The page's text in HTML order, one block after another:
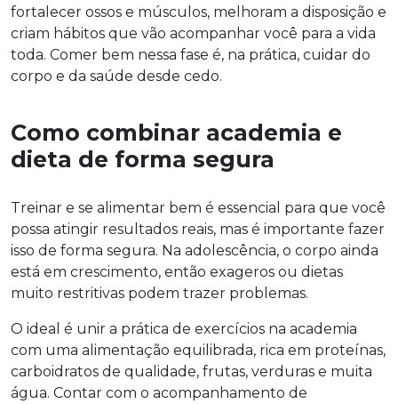
fortalecer ossos e músculos, melhoram a disposição e
criam hábitos que vão acompanhar você para a vida
toda. Comer bem nessa fase é, na prática, cuidar do
corpo e da saúde desde cedo.
Como combinar academia e
dieta de forma segura
Treinar e se alimentar bem é essencial para que você
possa atingir resultados reais, mas é importante fazer
isso de forma segura. Na adolescência, o corpo ainda
está em crescimento, então exageros ou dietas
muito restritivas podem trazer problemas.
O ideal é unir a prática de exercícios na academia
com uma alimentação equilibrada, rica em proteínas,
carboidratos de qualidade, frutas, verduras e muita
água. Contar com o acompanhamento de